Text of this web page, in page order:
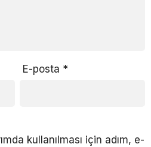
E-posta *
kullanılması için adım, e-